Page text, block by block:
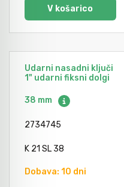
V košarico
Udarni nasadni ključi
1" udarni fiksni dolgi
38 mm
2734745
K 21 SL 38
Dobava: 10 dni